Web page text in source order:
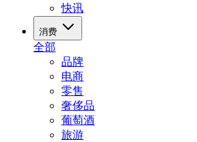
快讯
消费
全部
品牌
电商
零售
奢侈品
葡萄酒
旅游